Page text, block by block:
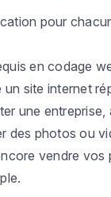
pour
en codage
un site internet
une entreprise,
des photos ou
vendre vos